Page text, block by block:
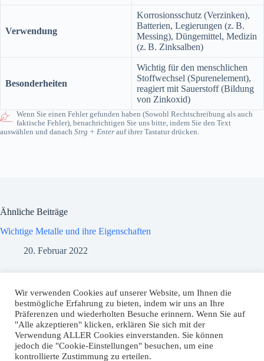
Verwendung
Korrosionsschutz (Verzinken),
Batterien, Legierungen (z. B.
Messing), Düngemittel, Medizin
(z. B. Zinksalben)
Besonderheiten
Wichtig für den menschlichen
Stoffwechsel (Spurenelement),
reagiert mit Sauerstoff (Bildung
von Zinkoxid)
Wenn Sie einen Fehler gefunden haben (Sowohl Rechtschreibung als auch
faktische Fehler), benachrichtigen Sie uns bitte, indem Sie den Text
auswählen und danach Strg + Enter auf ihrer Tastatur drücken.
Ähnliche Beiträge
Wichtige Metalle und ihre Eigenschaften
20. Februar 2022
18. Februar 2022
Zusammensetzung Luft
23. November 2021
Wir verwenden Cookies auf unserer Website, um Ihnen die
bestmögliche Erfahrung zu bieten, indem wir uns an Ihre
Präferenzen und wiederholten Besuche erinnern. Wenn Sie auf
"Alle akzeptieren" klicken, erklären Sie sich mit der
Verwendung ALLER Cookies einverstanden. Sie können
jedoch die "Cookie-Einstellungen" besuchen, um eine
kontrollierte Zustimmung zu erteilen.